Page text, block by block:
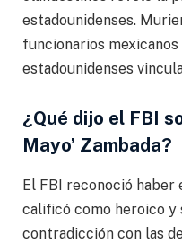
estadounidenses.
funcionarios mexicanos
estadounidenses
¿Qué dijo el FBI
Mayo’ Zambada?
El FBI reconoció haber
calificó como heroico y
contradicción con las